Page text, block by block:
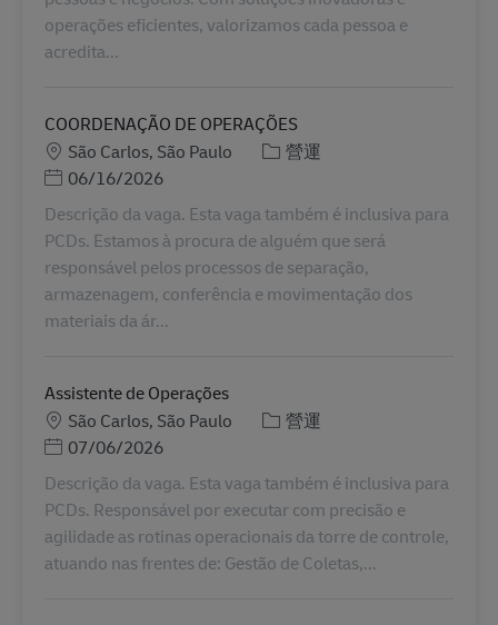
operações eficientes, valorizamos cada pessoa e
acredita...
COORDENAÇÃO DE OPERAÇÕES
地點São Carlos, São Paulo 分類營運
Posted Date
06/16/2026
Descrição da vaga. Esta vaga também é inclusiva para
PCDs. Estamos à procura de alguém que será
responsável pelos processos de separação,
armazenagem, conferência e movimentação dos
materiais da ár...
Assistente de Operações
地點São Carlos, São Paulo 分類營運
Posted Date
07/06/2026
Descrição da vaga. Esta vaga também é inclusiva para
PCDs. Responsável por executar com precisão e
agilidade as rotinas operacionais da torre de controle,
atuando nas frentes de: Gestão de Coletas,...